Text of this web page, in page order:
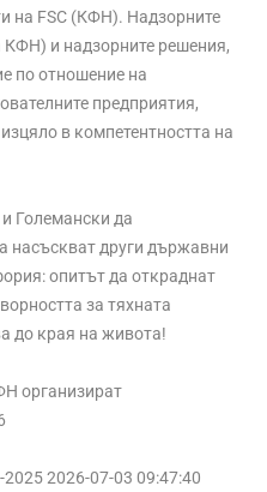
на FSC (КФН). Надзорните
КФН) и надзорните решения,
по отношение на
предприятия,
в компетентността на
Големански да
насъскват други държавни
опитът да откраднат
за тяхната
до края на живота!
организират
2026-07-03 09:47:40